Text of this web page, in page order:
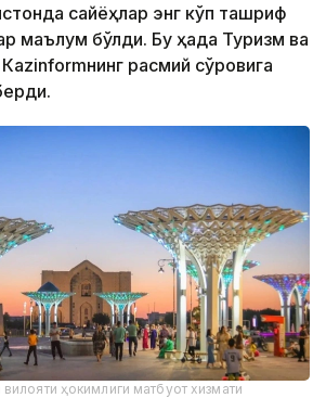
сайёҳлар энг кўп ташриф
маълум бўлди. Бу ҳақда Туризм ва
расмий сўровига
ҳокимлиги матбуот хизмати